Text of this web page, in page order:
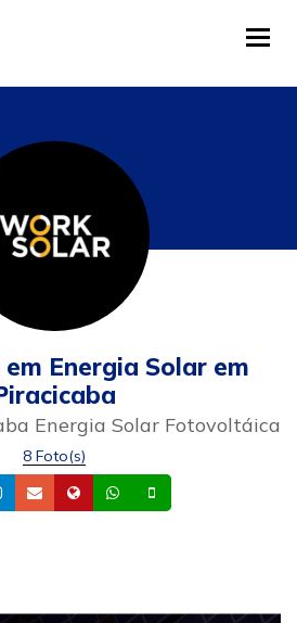
Energia Solar em
Energia Solar Fotovoltáica
8 Foto(s)
Instagram
Email Site Whatsapp